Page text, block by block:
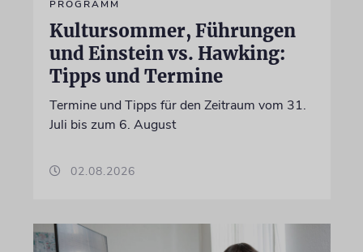
PROGRAMM
Kultursommer, Führungen
und Einstein vs. Hawking:
Tipps und Termine
Termine und Tipps für den Zeitraum vom 31.
Juli bis zum 6. August
02.08.2026